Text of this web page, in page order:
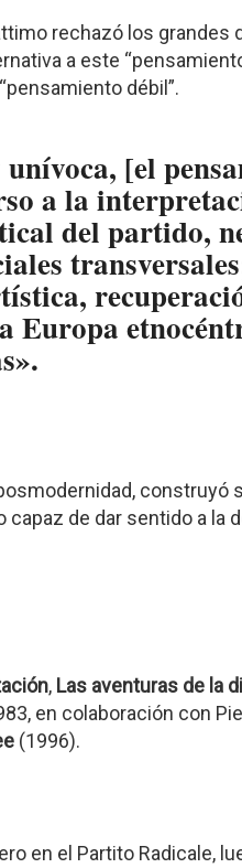
rechazó los grandes
a este
débil”.
[el
a la
del partido,
construyó
de dar sentido a la
, Las aventuras de la
en colaboración con
(1996).
en el Partito Radicale,